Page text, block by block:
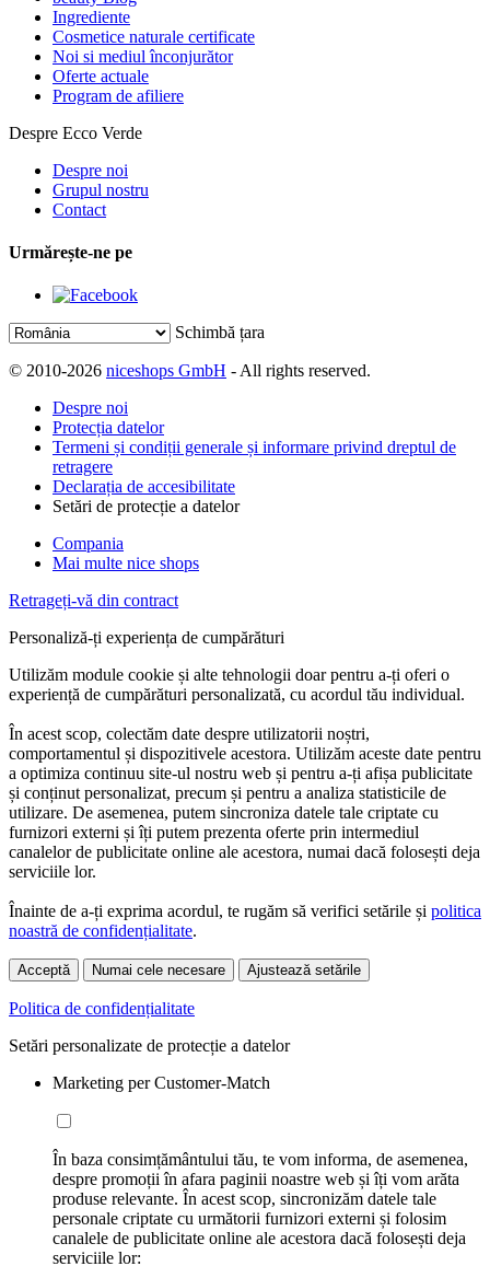
Ingrediente
Cosmetice naturale certificate
Noi si mediul înconjurător
Oferte actuale
Program de afiliere
Despre Ecco Verde
Despre noi
Grupul nostru
Contact
Urmărește-ne pe
Schimbă țara
© 2010-2026 niceshops GmbH - All rights reserved.
Despre noi
Protecția datelor
Termeni și condiții generale și informare privind dreptul de
retragere
Declarația de accesibilitate
Setări de protecție a datelor
Compania
Mai multe nice shops
Retrageți-vă din contract
Personaliză-ți experiența de cumpărături
Utilizăm module cookie și alte tehnologii doar pentru a-ți oferi o
experiență de cumpărături personalizată, cu acordul tău individual.
În acest scop, colectăm date despre utilizatorii noștri,
comportamentul și dispozitivele acestora. Utilizăm aceste date pentru
a optimiza continuu site-ul nostru web și pentru a-ți afișa publicitate
și conținut personalizat, precum și pentru a analiza statisticile de
utilizare. De asemenea, putem sincroniza datele tale criptate cu
furnizori externi și îți putem prezenta oferte prin intermediul
canalelor de publicitate online ale acestora, numai dacă folosești deja
serviciile lor.
Înainte de a-ți exprima acordul, te rugăm să verifici setările și politica
noastră de confidențialitate.
Acceptă Numai cele necesare Ajustează setările
Politica de confidențialitate
Setări personalizate de protecție a datelor
Marketing per Customer-Match
În baza consimțământului tău, te vom informa, de asemenea,
despre promoții în afara paginii noastre web și îți vom arăta
produse relevante. În acest scop, sincronizăm datele tale
personale criptate cu următorii furnizori externi și folosim
canalele de publicitate online ale acestora dacă folosești deja
serviciile lor: